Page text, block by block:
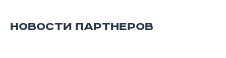
НОВОСТИ ПАРТНЕРОВ